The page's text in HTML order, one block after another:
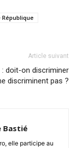
République
Article suivant
doit-on discriminer
discriminent pas ?
Bastié
elle participe au